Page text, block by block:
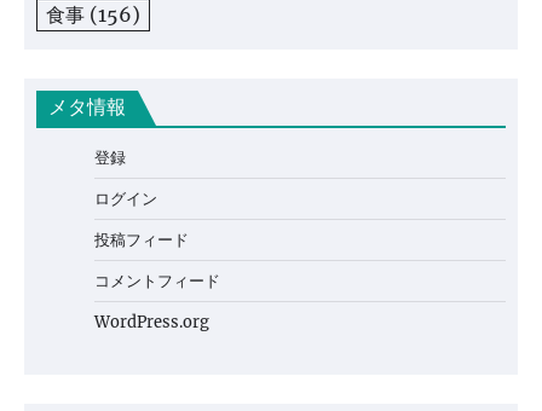
食事 (156)
メタ情報
登録
ログイン
投稿フィード
コメントフィード
WordPress.org